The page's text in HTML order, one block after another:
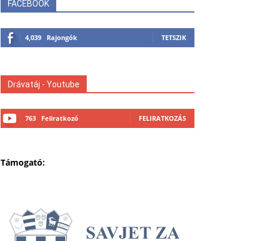
FACEBOOK
4,039 Rajongók TETSZIK
Drávatáj - Youtube
763 Feliratkozó FELIRATKOZÁS
Támogató: